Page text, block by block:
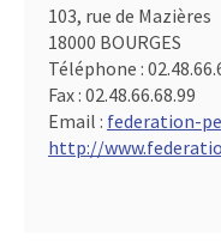
103, rue de Mazières
18000 BOURGES
Téléphone :
Fax : 02.48.66.68.99
Email : federation-
http://